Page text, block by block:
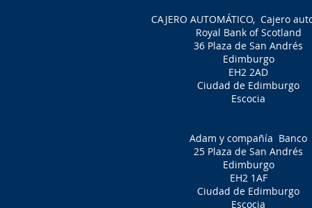
CAJERO AUTOMÁTICO, Cajero
Royal Bank of Scotland
36 Plaza de San Andrés
Edimburgo
EH2 2AD
Ciudad de Edimburgo
Escocia
Adam y compañía Banco
25 Plaza de San Andrés
Edimburgo
EH2 1AF
Ciudad de Edimburgo
Escocia